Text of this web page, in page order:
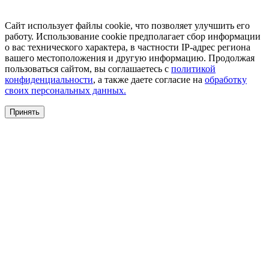
Сайт использует файлы cookie, что позволяет улучшить его
работу. Использование cookie предполагает сбор информации
о вас технического характера, в частности IP-адрес региона
вашего местоположения и другую информацию. Продолжая
пользоваться сайтом, вы соглашаетесь с политикой
конфиденциальности, а также даете согласие на обработку
своих персональных данных.
Принять